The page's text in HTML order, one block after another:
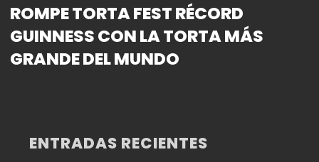
ROMPE TORTA FEST RÉCORD
GUINNESS CON LA TORTA MÁS
GRANDE DEL MUNDO
ENTRADAS RECIENTES